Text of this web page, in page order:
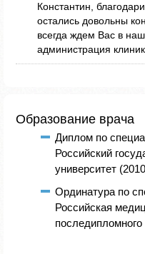
Константин,
остались довольны
всегда ждем Вас в
администрация
Образование врача
Диплом по
Российский
университет (2010
Ординатура по
Российская
последипломного